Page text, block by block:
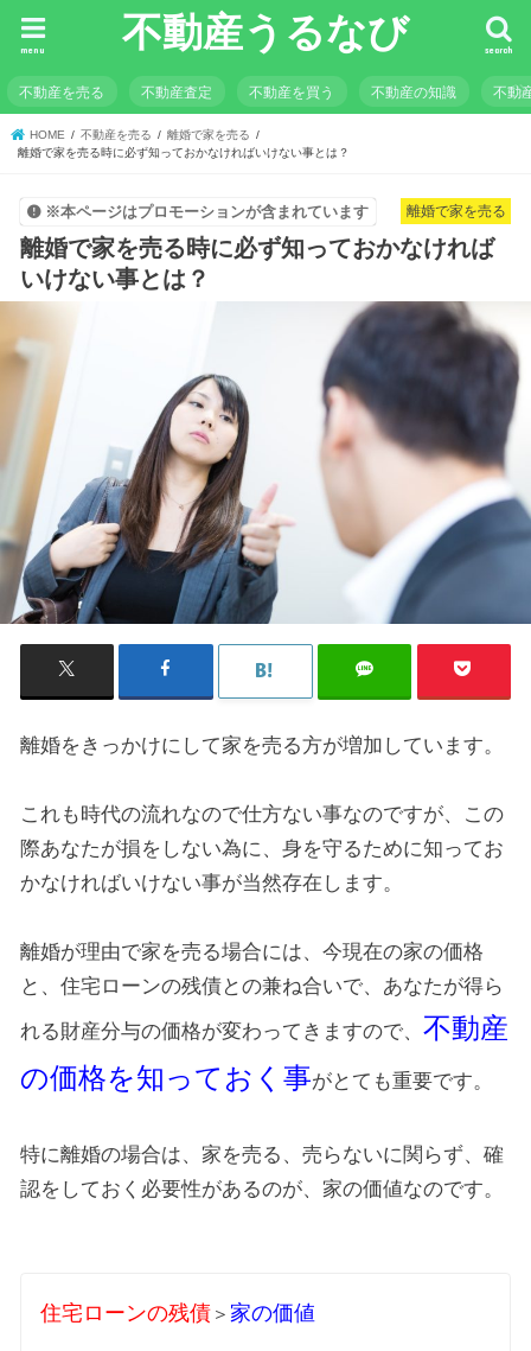
不動産うるなび search
menu
不動産を売る 不動産査定 不動産を買う 不動産の知識 不動
HOME 不動産を売る
離婚で家を売る
離婚で家を売る時に必ず知っておかなければいけない事とは？
離婚で家を売る
※本ページはプロモーションが含まれています
離婚で家を売る時に必ず知っておかなければ
いけない事とは？
離婚をきっかけにして家を売る方が増加しています。
これも時代の流れなので仕方ない事なのですが、この
際あなたが損をしない為に、身を守るために知ってお
かなければいけない事が当然存在します。
離婚が理由で家を売る場合には、今現在の家の価格
と、住宅ローンの残債との兼ね合いで、あなたが得ら
れる財産分与の価格が変わってきますので、 不動産
の価格を知っておく事がとても重要です。
特に離婚の場合は、家を売る、売らないに関らず、確
認をしておく必要性があるのが、家の価値なのです。
住宅ローンの残債 ＞ 家の価値